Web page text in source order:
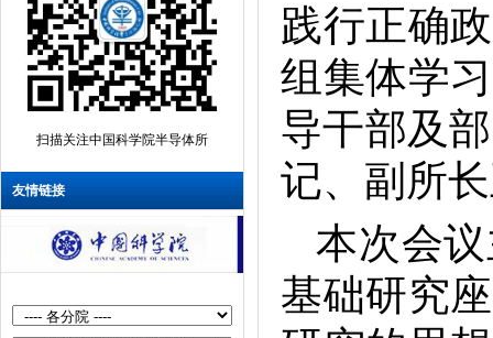
中心组集体学习会
科技报国 德馨长存——追忆半导体
所重要开拓者吴德馨先生
沉痛悼念吴德馨院士
半导体所垂直自旋器件的全电写入
和硅基集成研究取得新进展
观学习教育启动部署会
获全国创新争先奖章
扫描关注中国科学院半导体所
友情链接
践行正确
组集体学
导干部及
记、副所
本次会
基础研究